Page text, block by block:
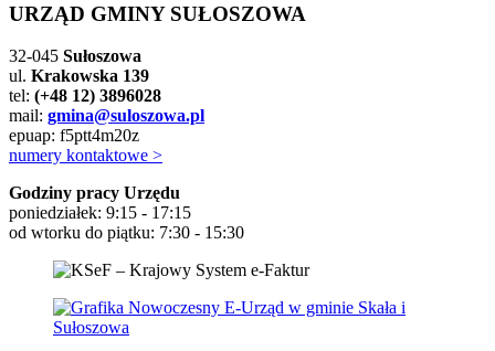
URZĄD GMINY SUŁOSZOWA
32-045 Sułoszowa
ul. Krakowska 139
tel: (+48 12) 3896028
mail: gmina@suloszowa.pl
epuap: f5ptt4m20z
numery kontaktowe >
Godziny pracy Urzędu
poniedziałek: 9:15 - 17:15
od wtorku do piątku: 7:30 - 15:30